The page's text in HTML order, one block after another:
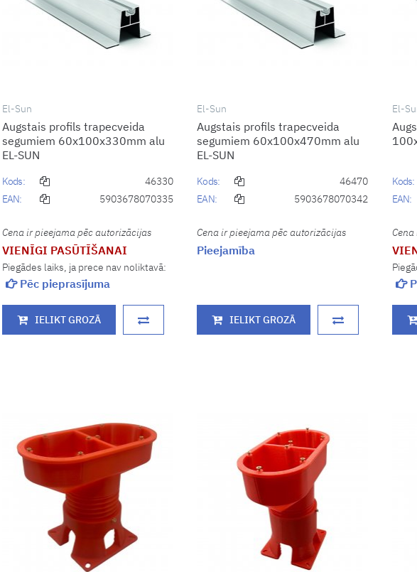
El-Sun
Augstais profils trapecveida
segumiem 60x100x330mm alu
EL-SUN
Kods:
46330
EAN:
5903678070335
Cena ir pieejama pēc autorizācijas
VIENĪGI PASŪTĪŠANAI
Piegādes laiks, ja prece nav noliktavā:
Pēc pieprasījuma
IELIKT GROZĀ
El-Sun
Augstais profils trapecveida
segumiem 60x100x470mm alu
EL-SUN
Kods:
46470
EAN:
5903678070342
Cena ir pieejama pēc autorizācijas
Pieejamība
IELIKT GROZĀ
El-
Kods:
EAN: